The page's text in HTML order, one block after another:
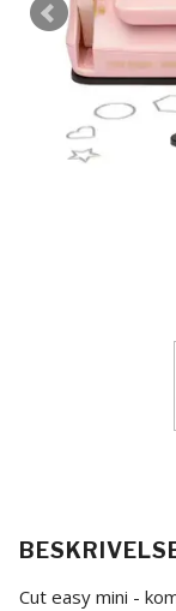
Cut easy mini -